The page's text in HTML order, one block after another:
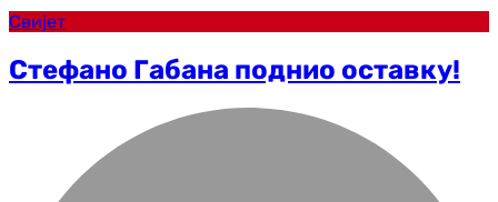
Свијет
Стефано Габана поднио оставку!